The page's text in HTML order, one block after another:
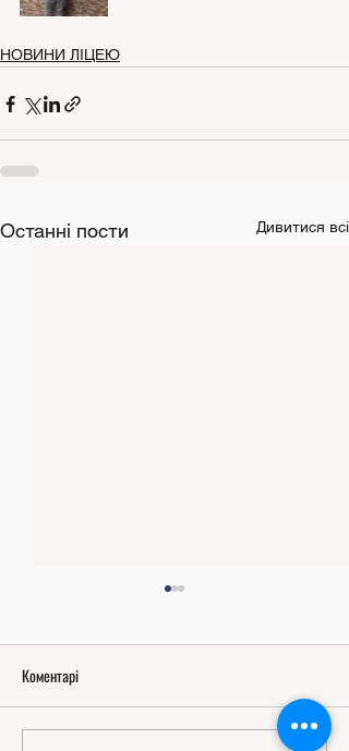
НОВИНИ ЛІЦЕЮ
Останні пости Дивитися всі
Коментарі